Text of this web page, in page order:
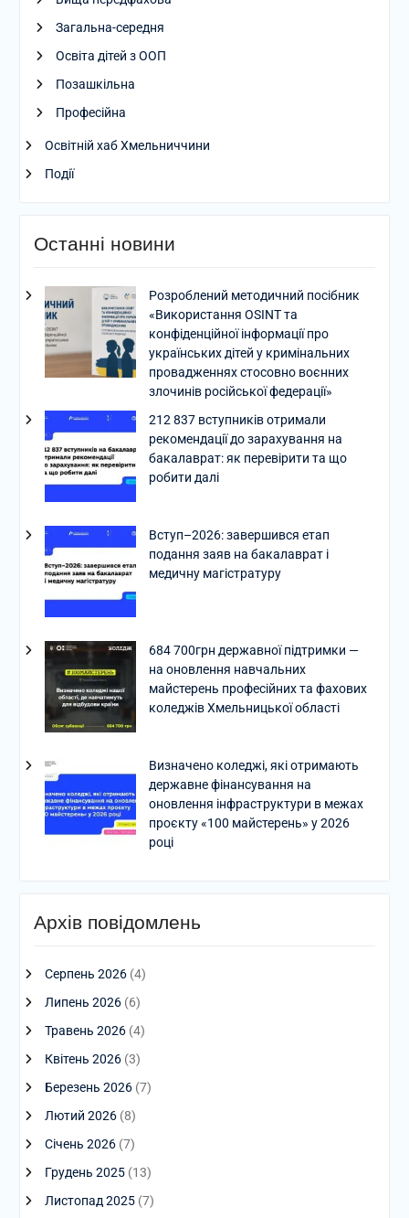
Загальна-середня
Освіта дітей з ООП
Позашкільна
Професійна
Освітній хаб Хмельниччини
Події
Останні новини
Розроблений методичний посібник
«Використання OSINT та
конфіденційної інформації про
українських дітей у кримінальних
провадженнях стосовно воєнних
злочинів російської федерації»
212 837 вступників отримали
рекомендації до зарахування на
бакалаврат: як перевірити та що
робити далі
Вступ–2026: завершився етап
подання заяв на бакалаврат і
медичну магістратуру
684 700грн державної підтримки —
на оновлення навчальних
майстерень професійних та фахових
коледжів Хмельницької області
Визначено коледжі, які отримають
державне фінансування на
оновлення інфраструктури в межах
проєкту «100 майстерень» у 2026
році
Архів повідомлень
Серпень 2026(4)
Липень 2026(6)
Травень 2026(4)
Квітень 2026(3)
Березень 2026(7)
Лютий 2026(8)
Січень 2026(7)
Грудень 2025(13)
Листопад 2025(7)